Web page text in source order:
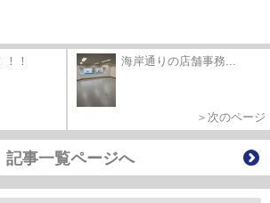
！ 海岸通りの店舗事務...
＞次のページ
記事一覧ページへ